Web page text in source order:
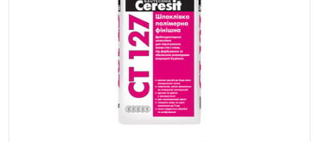
В наявності